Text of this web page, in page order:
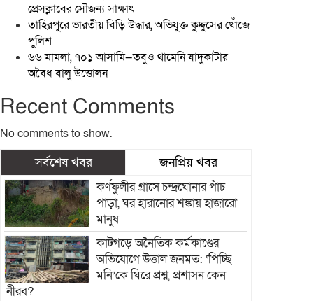
প্রেসক্লাবের সৌজন্য সাক্ষাৎ
তাহিরপুরে ভারতীয় বিড়ি উদ্ধার, অভিযুক্ত কুদ্দুসের খোঁজে
পুলিশ
৬৬ মামলা, ৭০১ আসামি—তবুও থামেনি যাদুকাটার
অবৈধ বালু উত্তোলন
Recent Comments
No comments to show.
সর্বশেষ খবর জনপ্রিয় খবর
কর্ণফুলীর গ্রাসে চন্দ্রঘোনার পাঁচ
পাড়া, ঘর হারানোর শঙ্কায় হাজারো
মানুষ
কাটগড়ে অনৈতিক কর্মকাণ্ডের
অভিযোগে উত্তাল জনমত: ‘পিচ্ছি
মনি’কে ঘিরে প্রশ্ন, প্রশাসন কেন
নীরব?